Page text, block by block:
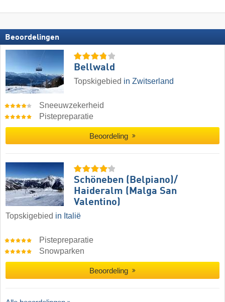
Beoordelingen
Bellwald
Topskigebied in Zwitserland
Sneeuwzekerheid
Pistepreparatie
Beoordeling
Schöneben (Belpiano)/​
Haideralm (Malga San
Valentino)
Topskigebied in Italië
Pistepreparatie
Snowparken
Beoordeling